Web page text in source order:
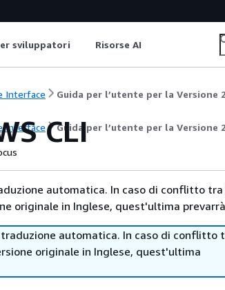
sviluppatori Risorse AI
Interface Guida per l’utente per la Versione
Interface Guida per l’utente per la Versione
CLI
automatica. In caso di conflitto
originale in Inglese, quest'ultima
automatica. In caso di conflitto
originale in Inglese, quest'ultima